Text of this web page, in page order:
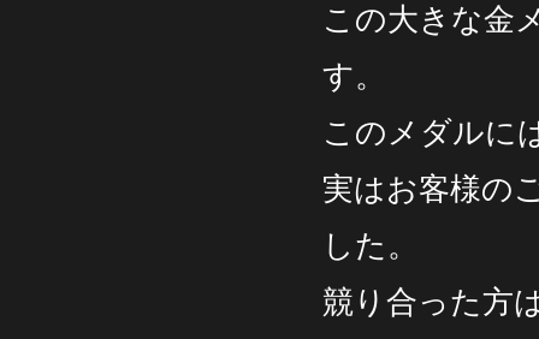
この大きな金
す。
このメダルに
実はお客様の
した。
競り合った方